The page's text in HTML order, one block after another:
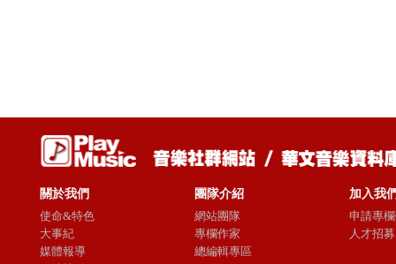
關於我們
使命&特色
大事紀
媒體報導
團隊介紹
網站團隊
專欄作家
總編輯專區
加入我
申請專
人才招募